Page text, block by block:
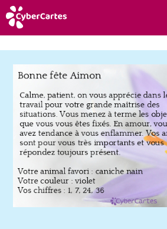
Anniversaire
Fête du jour
Amour
Amitié
Merci
Toutes les cartes